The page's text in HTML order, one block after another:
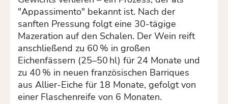
"Appassimento" bekannt ist. Nach der
sanften Pressung folgt eine 30-tägige
Mazeration auf den Schalen. Der Wein reift
anschließend zu 60 % in großen
Eichenfässern (25–50 hl) für 24 Monate und
zu 40 % in neuen französischen Barriques
aus Allier-Eiche für 18 Monate, gefolgt von
einer Flaschenreife von 6 Monaten.